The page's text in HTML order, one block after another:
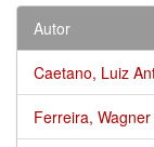
Autor
Caetano, Luiz
Ferreira,